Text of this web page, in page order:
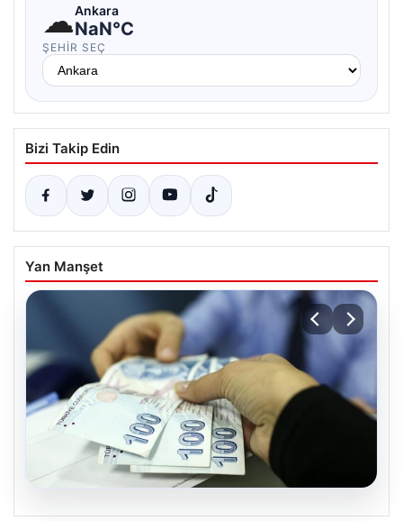
☁Ankara
NaN°C
ŞEHIR SEÇ
Bizi Takip Edin
Yan Manşet
07.08.2026